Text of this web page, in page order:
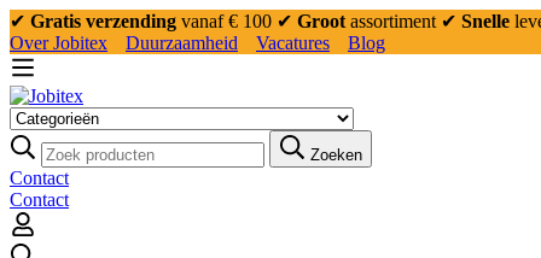
✔ Gratis verzending vanaf € 100 ✔ Groot assortiment ✔ Snelle
Over Jobitex
Duurzaamheid Vacatures Blog
Zoeken
Contact
Contact